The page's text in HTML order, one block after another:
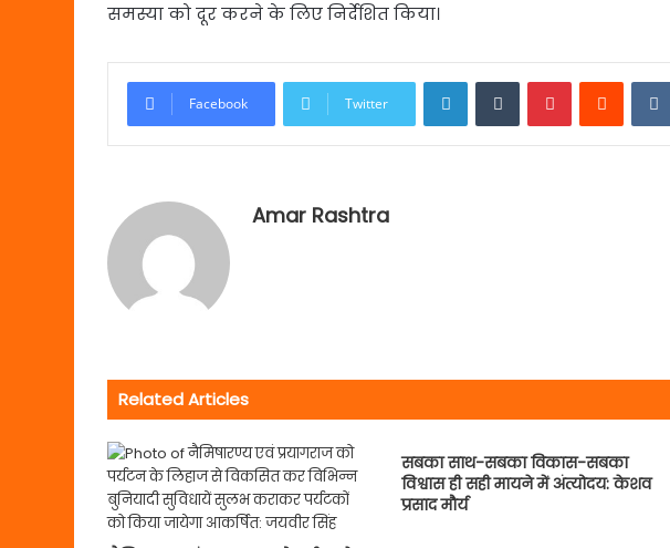
समस्या को दूर करने के लिए निर्देशित किया।
Facebook Twitter
LinkedInTumblrPinterestReddit
Amar Rashtra
Related Articles
सबका साथ-सबका विकास-सबका
विश्वास ही सही मायने में अंत्योदय: केशव
प्रसाद मौर्य